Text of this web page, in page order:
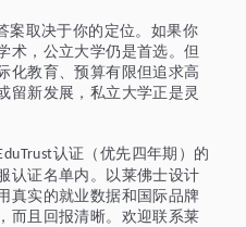
案取决于你的定位。如果你
术，公立大学仍是首选。但
化教育、预算有限但追求高
留新发展，私立大学正是灵
认证（优先四年期）的
认证名单内。以莱佛士设计
真实的就业数据和国际品牌
而且回报清晰。欢迎联系莱